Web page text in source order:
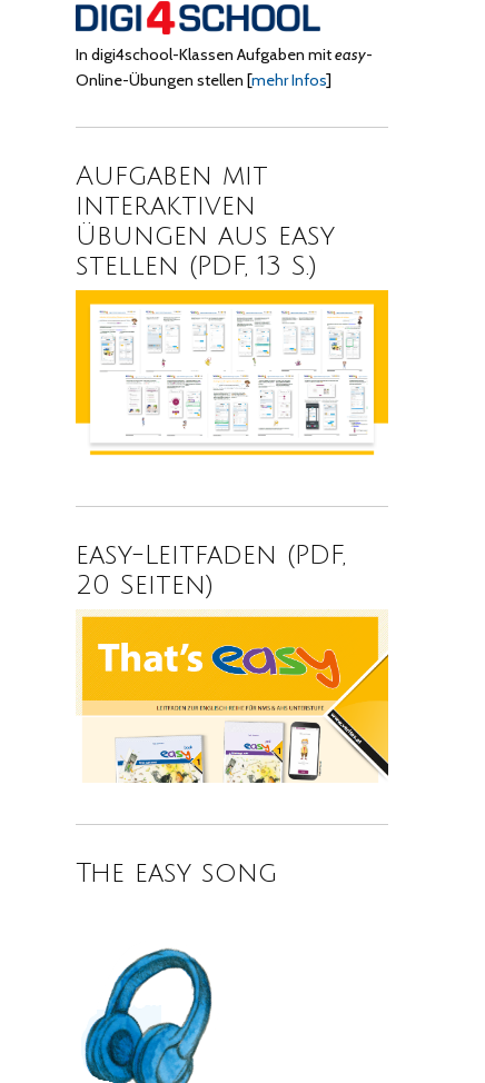
In digi4school-Klassen Aufgaben miteasy-
Online-Übungen stellen[mehr Infos]
Aufgaben mit
interaktiven
Übungen aus easy
stellen (PDF, 13 S.)
easy-Leitfaden (PDF,
20 Seiten)
The easy song